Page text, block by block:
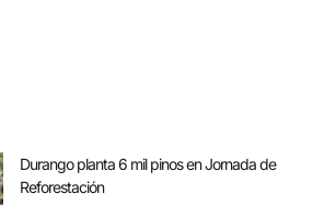
Durango planta 6 mil pinos en Jornada de
Reforestación